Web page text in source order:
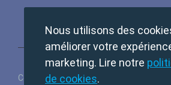
Copyright © 2024 TempMail. All rights
Nous utilisons des
améliorer votre
marketing. Lire notre
de cookies.